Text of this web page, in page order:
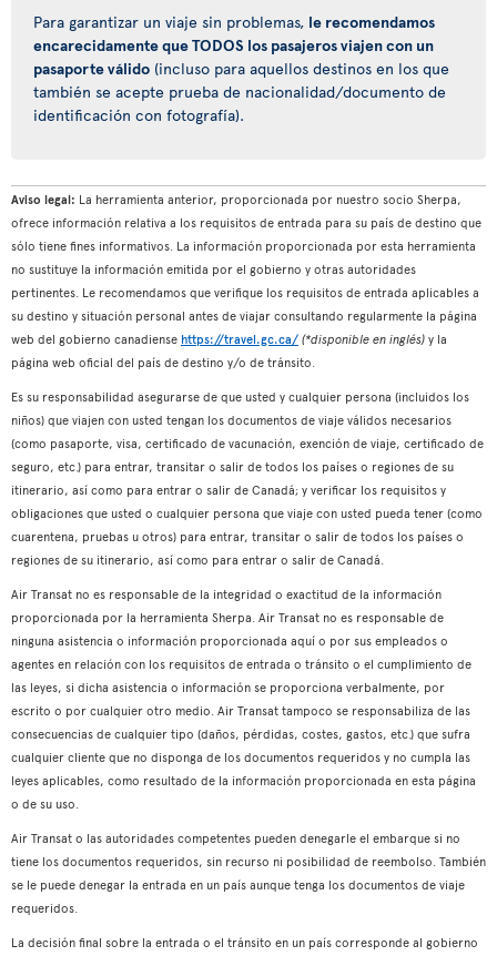
Para garantizar un viaje sin problemas, le recomendamos
encarecidamente que TODOS los pasajeros viajen con un
pasaporte válido (incluso para aquellos destinos en los que
también se acepte prueba de nacionalidad/documento de
identificación con fotografía).
Aviso legal: La herramienta anterior, proporcionada por nuestro socio Sherpa,
ofrece información relativa a los requisitos de entrada para su país de destino que
sólo tiene fines informativos. La información proporcionada por esta herramienta
no sustituye la información emitida por el gobierno y otras autoridades
pertinentes. Le recomendamos que verifique los requisitos de entrada aplicables a
su destino y situación personal antes de viajar consultando regularmente la página
web del gobierno canadiense https://travel.gc.ca/ (*disponible en inglés) y la
página web oficial del país de destino y/o de tránsito.
Es su responsabilidad asegurarse de que usted y cualquier persona (incluidos los
niños) que viajen con usted tengan los documentos de viaje válidos necesarios
(como pasaporte, visa, certificado de vacunación, exención de viaje, certificado de
seguro, etc.) para entrar, transitar o salir de todos los países o regiones de su
itinerario, así como para entrar o salir de Canadá; y verificar los requisitos y
obligaciones que usted o cualquier persona que viaje con usted pueda tener (como
cuarentena, pruebas u otros) para entrar, transitar o salir de todos los países o
regiones de su itinerario, así como para entrar o salir de Canadá.
Air Transat no es responsable de la integridad o exactitud de la información
proporcionada por la herramienta Sherpa. Air Transat no es responsable de
ninguna asistencia o información proporcionada aquí o por sus empleados o
agentes en relación con los requisitos de entrada o tránsito o el cumplimiento de
las leyes, si dicha asistencia o información se proporciona verbalmente, por
escrito o por cualquier otro medio. Air Transat tampoco se responsabiliza de las
consecuencias de cualquier tipo (daños, pérdidas, costes, gastos, etc.) que sufra
cualquier cliente que no disponga de los documentos requeridos y no cumpla las
leyes aplicables, como resultado de la información proporcionada en esta página
o de su uso.
Air Transat o las autoridades competentes pueden denegarle el embarque si no
tiene los documentos requeridos, sin recurso ni posibilidad de reembolso. También
se le puede denegar la entrada en un país aunque tenga los documentos de viaje
requeridos.
La decisión final sobre la entrada o el tránsito en un país corresponde al gobierno